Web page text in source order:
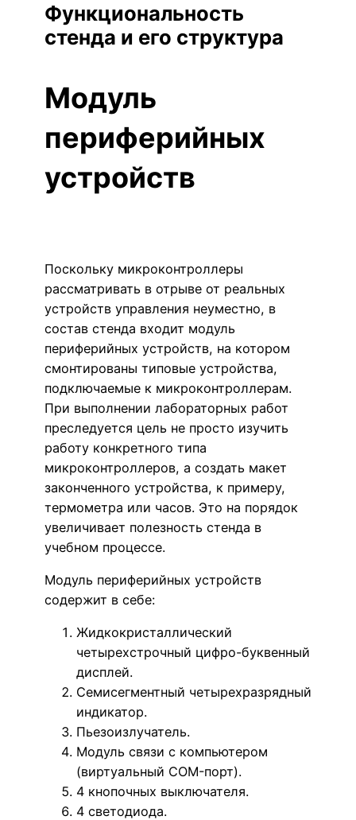
Функциональность
стенда и его структура
Модуль
периферийных
устройств
Поскольку микроконтроллеры
рассматривать в отрыве от реальных
устройств управления неуместно, в
состав стенда входит модуль
периферийных устройств, на котором
смонтированы типовые устройства,
подключаемые к микроконтроллерам.
При выполнении лабораторных работ
преследуется цель не просто изучить
работу конкретного типа
микроконтроллеров, а создать макет
законченного устройства, к примеру,
термометра или часов. Это на порядок
увеличивает полезность стенда в
учебном процессе.
Модуль периферийных устройств
содержит в себе:
Жидкокристаллический
четырехстрочный цифро-буквенный
дисплей.
Семисегментный четырехразрядный
индикатор.
Пьезоизлучатель.
Модуль связи с компьютером
(виртуальный COM-порт).
4 кнопочных выключателя.
4 светодиода.